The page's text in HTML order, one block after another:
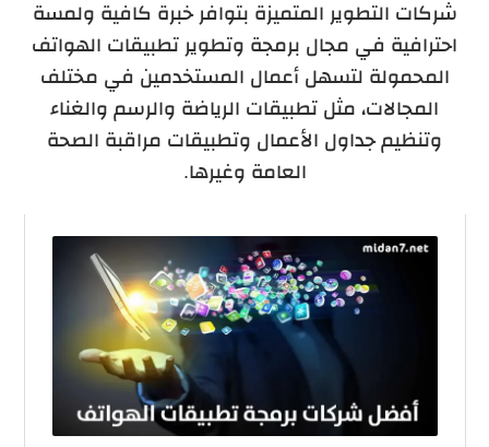
شركات التطوير المتميزة بتوافر خبرة كافية ولمسة
احترافية في مجال برمجة وتطوير تطبيقات الهواتف
المحمولة لتسهل أعمال المستخدمين في مختلف
المجالات، مثل تطبيقات الرياضة والرسم والغناء
وتنظيم جداول الأعمال وتطبيقات مراقبة الصحة
العامة وغيرها.